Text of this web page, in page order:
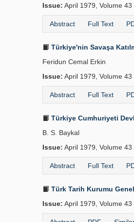
Issue: April 1979, Volume
Abstract Full Text
Türkiye'nin Savaşa
Feridun Cemal Erkin
Issue: April 1979, Volume
Abstract Full Text
Türkiye Cumhuriyeti
B. S. Baykal
Issue: April 1979, Volume
Abstract Full Text
Türk Tarih Kurumu
Issue: April 1979, Volume